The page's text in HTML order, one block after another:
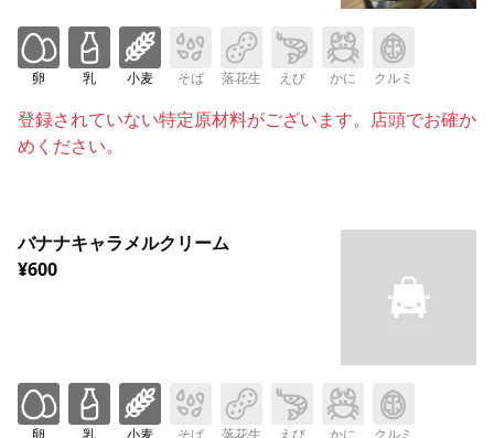
卵 乳 小麦 そば 落花生 えび かに クルミ
登録されていない特定原材料がございます。店頭でお確か
めください。
バナナキャラメルクリーム
¥600
卵 乳 小麦 そば 落花生 えび かに クルミ